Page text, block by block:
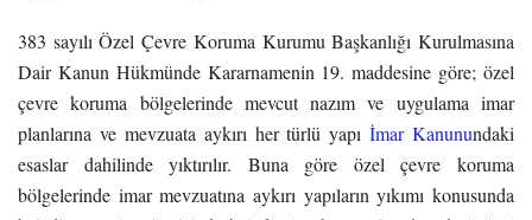
383 sayılı Özel Çevre Koruma Kurumu Başkanlığı Kurulmasına
Dair Kanun Hükmünde Kararnamenin 19. maddesine göre; özel
çevre koruma bölgelerinde mevcut nazım ve uygulama imar
planlarına ve mevzuata aykırı her türlü yapıİmar Kanunundaki
esaslar dahilinde yıktırılır. Buna göre özel çevre koruma
bölgelerinde imar mevzuatına aykırı yapıların yıkımı konusunda